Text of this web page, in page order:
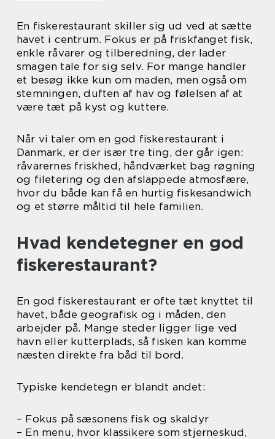
En fiskerestaurant skiller sig ud ved at sætte
havet i centrum. Fokus er på friskfanget fisk,
enkle råvarer og tilberedning, der lader
smagen tale for sig selv. For mange handler
et besøg ikke kun om maden, men også om
stemningen, duften af hav og følelsen af at
være tæt på kyst og kuttere.
Når vi taler om en god fiskerestaurant i
Danmark, er der især tre ting, der går igen:
råvarernes friskhed, håndværket bag røgning
og filetering og den afslappede atmosfære,
hvor du både kan få en hurtig fiskesandwich
og et større måltid til hele familien.
Hvad kendetegner en god
fiskerestaurant?
En god fiskerestaurant er ofte tæt knyttet til
havet, både geografisk og i måden, den
arbejder på. Mange steder ligger lige ved
havn eller kutterplads, så fisken kan komme
næsten direkte fra båd til bord.
Typiske kendetegn er blandt andet:
– Fokus på sæsonens fisk og skaldyr
– En menu, hvor klassikere som stjerneskud,